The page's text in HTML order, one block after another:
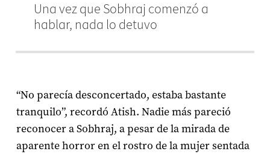
Una vez que Sobhraj comenzó a
hablar, nada lo detuvo
“No parecía desconcertado, estaba bastante
tranquilo”, recordó Atish. Nadie más pareció
reconocer a Sobhraj, a pesar de la mirada de
aparente horror en el rostro de la mujer sentada